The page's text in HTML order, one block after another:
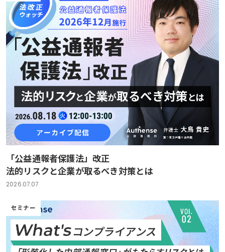
「公益通報者保護法」改正
法的リスクと企業が取るべき対策とは
2026.07.07
セミナー